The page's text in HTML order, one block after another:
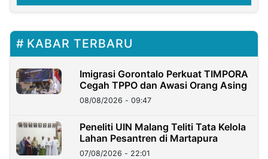
KABAR TERBARU
Imigrasi Gorontalo Perkuat TIMPORA
Cegah TPPO dan Awasi Orang Asing
08/08/2026 - 09:47
Peneliti UIN Malang Teliti Tata Kelola
Lahan Pesantren di Martapura
07/08/2026 - 22:01